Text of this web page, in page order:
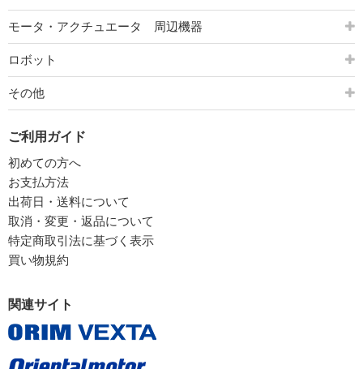
モータ・アクチュエータ 周辺機器
ロボット
その他
ご利用ガイド
初めての方へ
お支払方法
出荷日・送料について
取消・変更・返品について
特定商取引法に基づく表示
買い物規約
関連サイト